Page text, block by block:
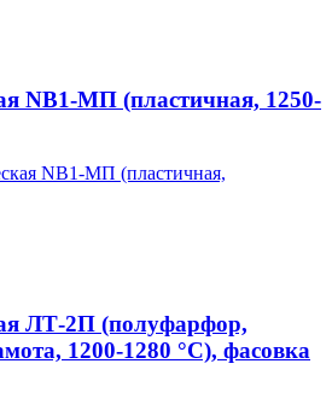
NB1-МП (пластичная, 1250-
ЛТ-2П (полуфарфор,
1200-1280 °С), фасовка